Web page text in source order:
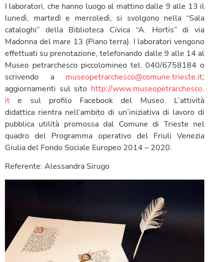
I laboratori, che hanno luogo al mattino dalle 9 alle 13 il
lunedì, martedì e mercoledì, si svolgono nella “Sala
cataloghi” della Biblioteca Civica “A. Hortis” di via
Madonna del mare 13 (Piano terra). I laboratori vengono
effettuati su prenotazione, telefonando dalle 9 alle 14 al
Museo petrarchesco piccolomineo tel. 040/6758184 o
scrivendo a museopetrarchesco@comune.trieste.it;
aggiornamenti sul sito http://www.museopetrarchesco.
it e sul profilo Facebook del Museo. L’attività
didattica rientra nell’ambito di un’iniziativa di lavoro di
pubblica utilità promossa dal Comune di Trieste nel
quadro del Programma operativo del Friuli Venezia
Giulia del Fondo Sociale Europeo 2014 – 2020.
Referente: Alessandra Sirugo